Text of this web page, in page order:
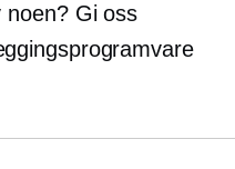
noen? Gi oss